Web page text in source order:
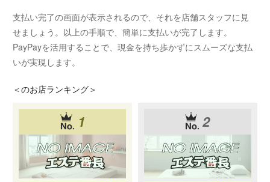
支払い完了の画面が表示されるので、それを店舗スタッフに見
せましょう。以上の手順で、簡単に支払いが完了します。
PayPayを活用することで、現金を持ち歩かずにスムーズな支払
いが実現します。
＜のお店ランキング＞
1 2